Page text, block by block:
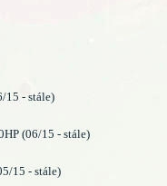
15 - stále)
(06/15 - stále)
15 - stále)